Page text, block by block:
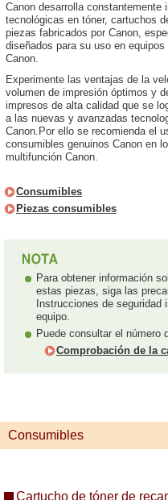
Canon desarrolla constantemente
tecnológicas en tóner, cartuchos
piezas fabricados por Canon,
diseñados para su uso en
Canon.
Experimente las ventajas de la
volumen de impresión óptimos y
impresos de alta calidad que se
a las nuevas y avanzadas
Canon.Por ello se recomienda el
consumibles genuinos Canon en
multifunción Canon.
Consumibles
Piezas consumibles
Para obtener información
estas piezas, siga las
Instrucciones de seguridad
equipo.
Puede consultar el número
Comprobación de la
Consumibles
Cartucho de tóner de